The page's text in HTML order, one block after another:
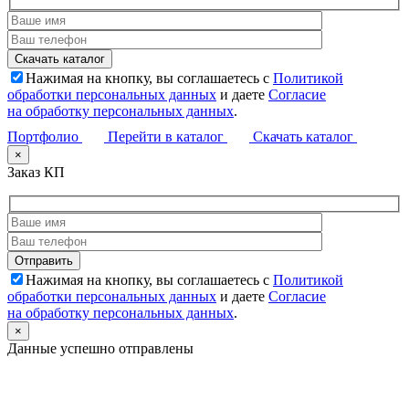
Нажимая на кнопку, вы соглашаетесь с Политикой
обработки персональных данных и даете Согласие
на обработку персональных данных.
Портфолио
Перейти в каталог Скачать каталог
×
Заказ КП
Нажимая на кнопку, вы соглашаетесь с Политикой
обработки персональных данных и даете Согласие
на обработку персональных данных.
×
Данные успешно отправлены